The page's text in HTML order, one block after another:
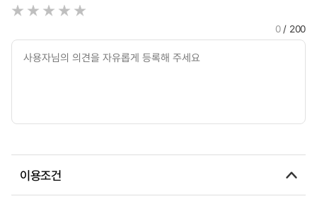
0/ 200
이용조건